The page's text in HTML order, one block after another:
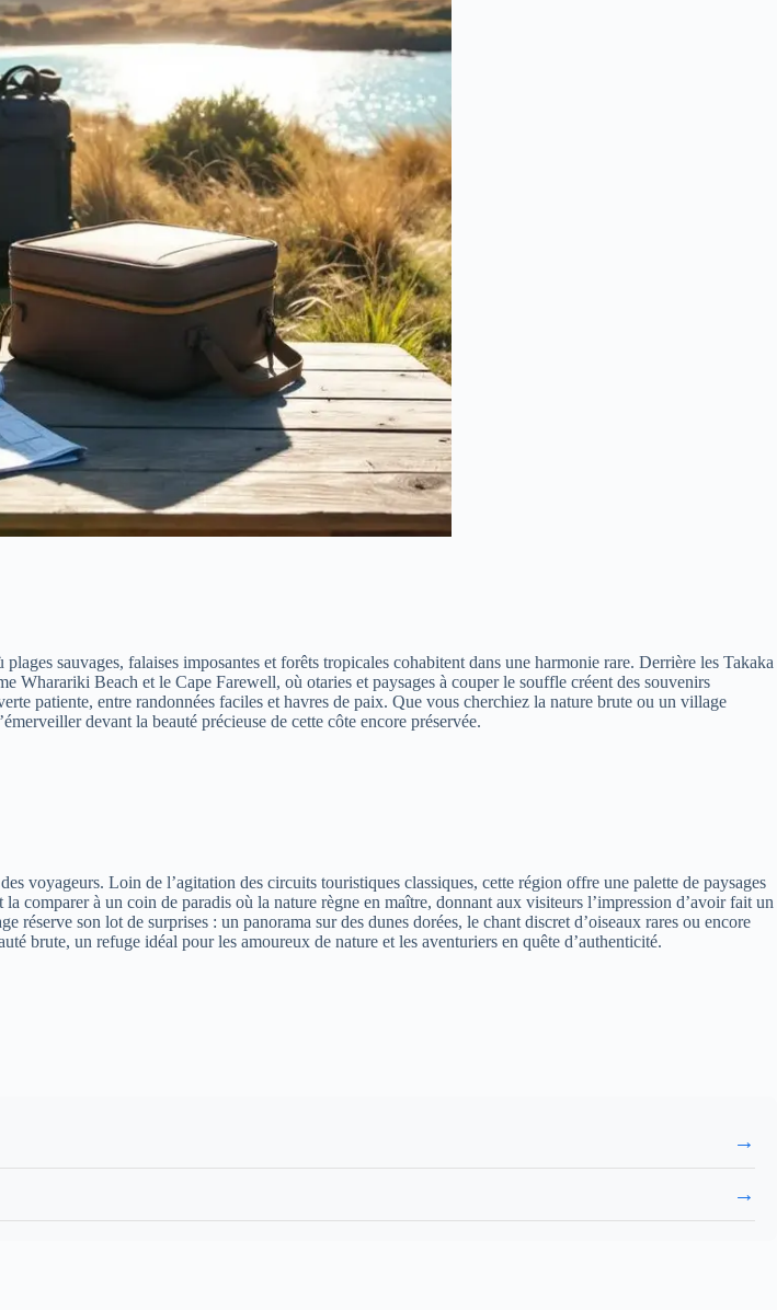
sauvages, falaises imposantes et forêts tropicales cohabitent dans une harmonie rare. Derrière les Takaka
Beach et le Cape Farewell, où otaries et paysages à couper le souffle créent des souvenirs
patiente, entre randonnées faciles et havres de paix. Que vous cherchiez la nature brute ou un village
devant la beauté précieuse de cette côte encore préservée.
voyageurs. Loin de l’agitation des circuits touristiques classiques, cette région offre une palette de paysages
comparer à un coin de paradis où la nature règne en maître, donnant aux visiteurs l’impression d’avoir fait un
son lot de surprises : un panorama sur des dunes dorées, le chant discret d’oiseaux rares ou encore
brute, un refuge idéal pour les amoureux de nature et les aventuriers en quête d’authenticité.
→
→